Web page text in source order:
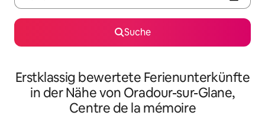
Suche
Erstklassig bewertete Ferienunterkünfte
in der Nähe von Oradour-sur-Glane,
Centre de la mémoire